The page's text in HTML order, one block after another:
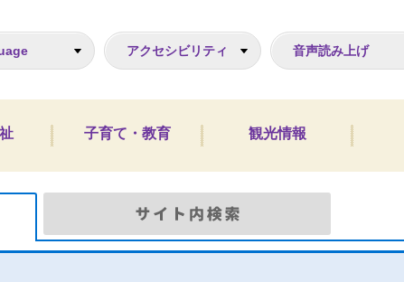
アクセシビリティ 音声読み上げ
子育て・教育 観光情報
Google検索